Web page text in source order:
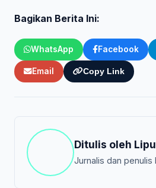
Bagikan Berita Ini:
WhatsApp Facebook
Email Copy Link
Ditulis oleh
Jurnalis dan